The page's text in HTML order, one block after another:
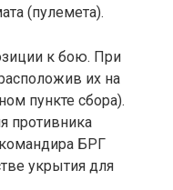
(пулемета).
к бою. При
их на
пункте сбора).
противника
БРГ
укрытия для